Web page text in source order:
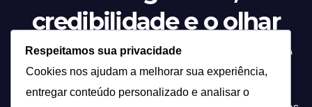
credibilidade e o olhar
atento sobre tudo o que
acontece.”
Respeitamos sua privacidade
Cookies nos ajudam a melhorar sua experiência,
entregar conteúdo personalizado e analisar o